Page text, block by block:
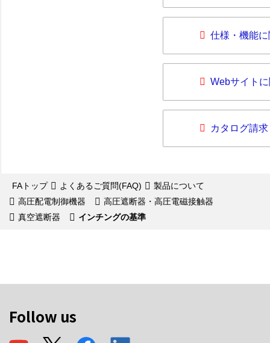
仕様・機能
Webサイト
カタログ請求
FAトップ よくあるご質問(FAQ)
製品について
高圧配電制御機器
高圧遮断器・高圧電磁接触器
真空遮断器
インチングの基準
Follow us